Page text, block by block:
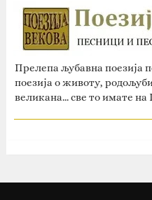
Прелепа љубавна поезија
поезија о животу,
великана... све то имате на